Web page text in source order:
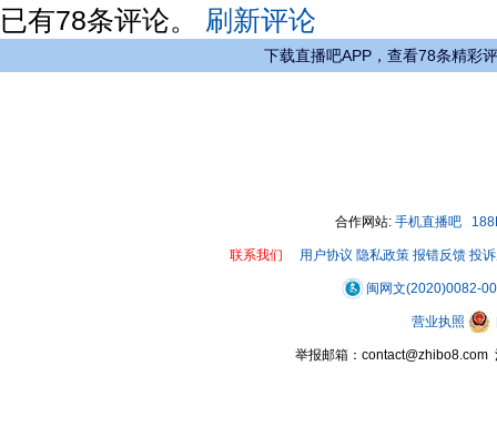
已有78条评论。 刷新评论
下载直播吧APP，查看78条精彩
合作网站: 手机直播吧
联系我们 用户协议 隐私政策 报错反馈 投
闽网文(2020)0082-
营业执照
举报邮箱：